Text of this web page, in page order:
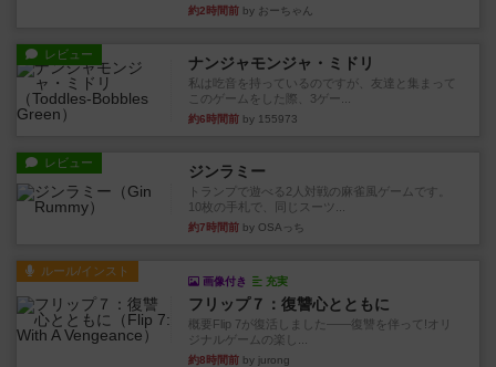
約2時間前 by おーちゃん
レビュー ナンジャモンジャ・ミドリ
私は吃音を持っているのですが、友達と集まって
このゲームをした際、3ゲー...
約6時間前 by 155973
レビュー ジンラミー
トランプで遊べる2人対戦の麻雀風ゲームです。
10枚の手札で、同じスーツ...
約7時間前 by OSAっち
ルール/インスト
画像付き 充実
フリップ７：復讐心とともに
概要Flip 7が復活しました――復讐を伴って!オリ
ジナルゲームの楽し...
約8時間前 by jurong